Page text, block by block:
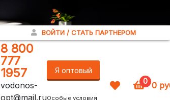
ВОЙТИ / СТАТЬ ПАРТНЕРОМ
8 800
777
1957
vodonos-
opt@mail.ru
Я оптовый
Особые условия
0 0